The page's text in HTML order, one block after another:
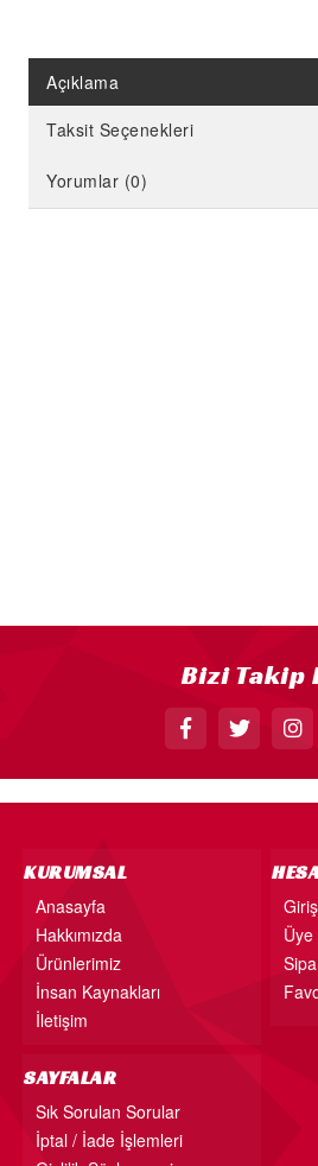
Açıklama
Taksit Seçenekleri
Yorumlar (0)
Bizi Takip
KURUMSAL
Anasayfa
Hakkımızda
Ürünlerimiz
İnsan Kaynakları
İletişim
Üye
SAYFALAR
Sık Sorulan Sorular
İptal / İade İşlemleri